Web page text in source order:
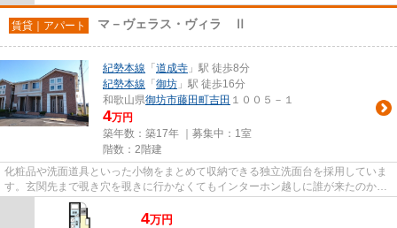
賃貸｜アパート マ－ヴェラス・ヴィラ Ⅱ
紀勢本線 「 道成寺 」駅 徒歩8分
紀勢本線 「 御坊 」駅 徒歩16分
和歌山県御坊市藤田町吉田 １００５－１
4万円
築年数：築17年 ｜募集中： 1室
階数：2階建
化粧品や洗面道具といった小物をまとめて収納できる独立洗面台を採用していま
す。玄関先まで覗き穴を覗きに行かなくてもインターホン越しに誰が来たのかを
確認できます。多くの方にご...
4万円